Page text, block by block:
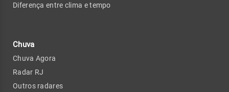
Diferença entre clima e tempo
Chuva
Chuva Agora
Radar RJ
Outros radares